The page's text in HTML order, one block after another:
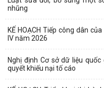
nhũng
KẾ HOẠCH Tiếp công dân
IV năm 2026
Nghị định Cơ sở dữ liệu
quyết khiếu nại tố cáo